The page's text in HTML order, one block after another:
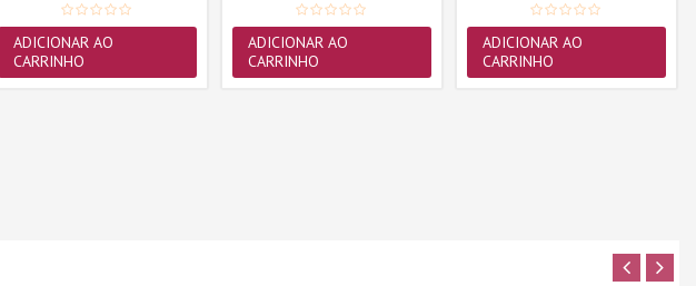
ADICIONAR AO
CARRINHO
ADICIONAR AO
CARRINHO
ADICIONAR AO
CARRINHO